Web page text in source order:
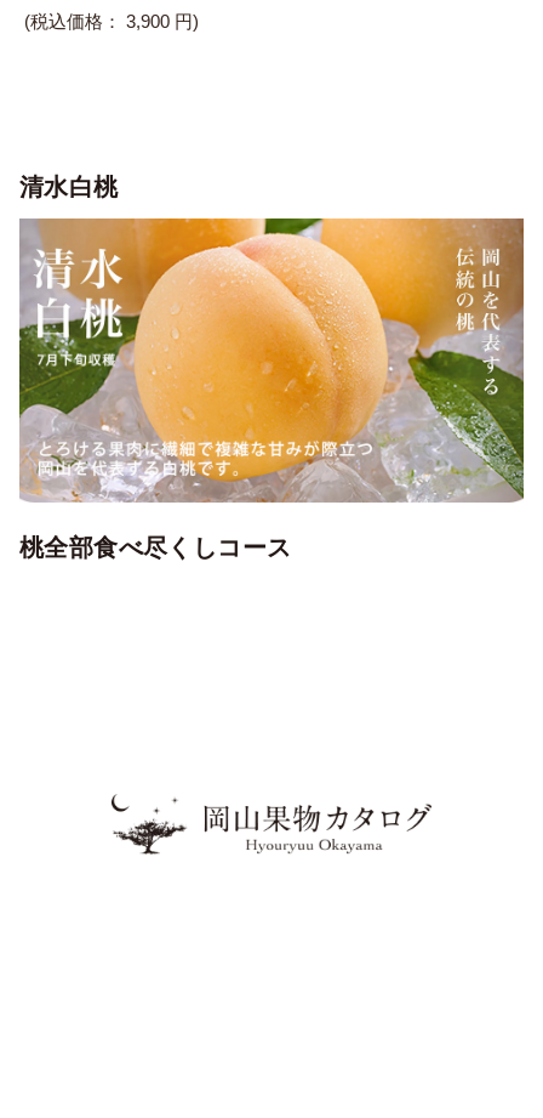
(税込価格： 3,900 円)
清水白桃
桃全部食べ尽くしコース